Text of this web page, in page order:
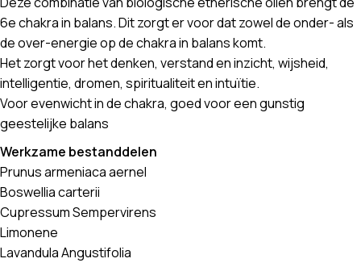
6e chakra in balans. Dit zorgt er voor dat zowel de onder- als
de over-energie op de chakra in balans komt.
Het zorgt voor het denken, verstand en inzicht, wijsheid,
intelligentie, dromen, spiritualiteit en intuïtie.
Voor evenwicht in de chakra, goed voor een gunstig
geestelijke balans
Werkzame bestanddelen
Prunus armeniaca aernel
Boswellia carterii
Cupressum Sempervirens
Limonene
Lavandula Angustifolia